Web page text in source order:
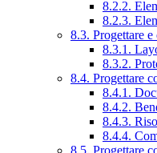
8.2.2.
8.2.3.
8.3. Progettare
8.3.1.
8.3.2.
8.4. Progettare
8.4.1.
8.4.2.
8.4.3.
8.4.4.
8.5. Progettare